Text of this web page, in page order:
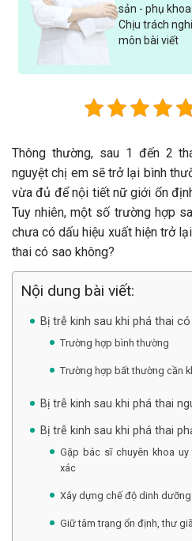
sản - phụ
Chịu trách
môn bài viết
Thông thường, sau 1 đến 2
nguyệt chị em sẽ trở lại bình
vừa đủ để nội tiết nữ giới ổn
Tuy nhiên, một số trường hợp
chưa có dấu hiệu xuất hiện trở
thai có sao không?
Nội dung bài viết:
Bị trễ kinh sau khi phá thai
Trường hợp bình thường
Trường hợp bất thường cần
Bị trễ kinh sau khi phá thai
Bị trễ kinh sau khi phá thai
Gặp bác sĩ chuyên khoa
xác
Xây dựng chế độ dinh
Giữ tâm trạng ổn định, thư